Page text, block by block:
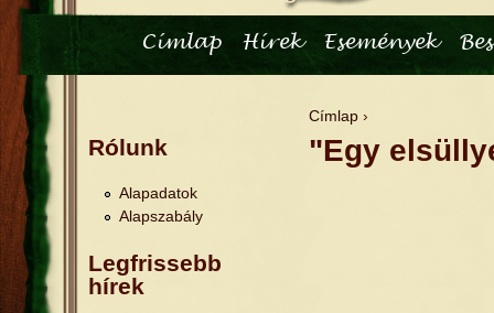
Főmenü
Címlap Hírek Események
Jelenlegi hely
Címlap ›
"Egy
Rólunk
Alapadatok
Alapszabály
Legfrissebb
hírek